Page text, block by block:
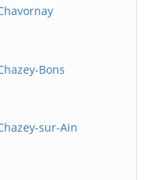
Bons
sur-Ain